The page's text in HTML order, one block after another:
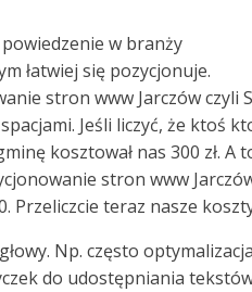
w branży
łatwiej się pozycjonuje.
stron www Jarczów czyli
Jeśli liczyć, że ktoś
kosztował nas 300 zł. A
stron www
Przeliczcie teraz nasze
Np. często optymalizacja
do udostępniania